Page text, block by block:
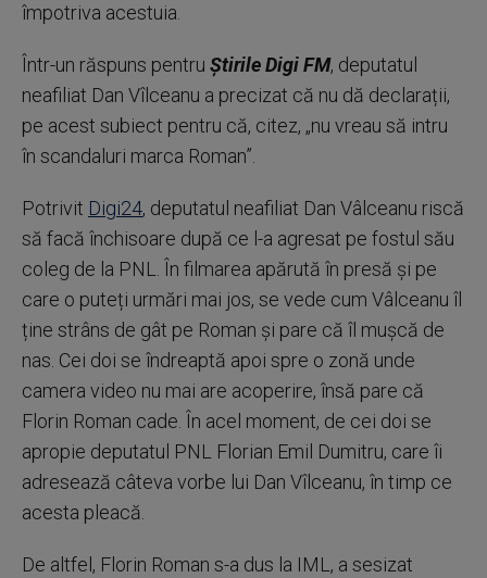
împotriva acestuia.
Într-un răspuns pentru Știrile Digi FM, deputatul
neafiliat Dan Vîlceanu a precizat că nu dă declarații,
pe acest subiect pentru că, citez, „nu vreau să intru
în scandaluri marca Roman”.
Potrivit Digi24, deputatul neafiliat Dan Vâlceanu riscă
să facă închisoare după ce l-a agresat pe fostul său
coleg de la PNL. În filmarea apărută în presă și pe
care o puteți urmări mai jos, se vede cum Vâlceanu îl
ține strâns de gât pe Roman și pare că îl mușcă de
nas. Cei doi se îndreaptă apoi spre o zonă unde
camera video nu mai are acoperire, însă pare că
Florin Roman cade. În acel moment, de cei doi se
apropie deputatul PNL Florian Emil Dumitru, care îi
adresează câteva vorbe lui Dan Vîlceanu, în timp ce
acesta pleacă.
De altfel, Florin Roman s-a dus la IML, a sesizat